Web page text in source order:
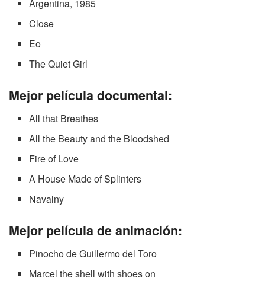
Argentina, 1985
Close
Eo
The Quiet Girl
Mejor película documental:
All that Breathes
All the Beauty and the Bloodshed
Fire of Love
A House Made of Splinters
Navalny
Mejor película de animación:
Pinocho de Guillermo del Toro
Marcel the shell with shoes on